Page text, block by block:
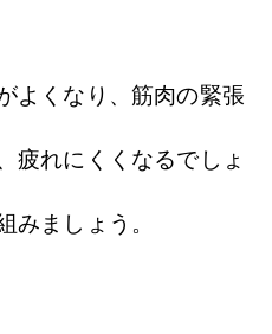
よくなり、筋肉の緊張
疲れにくくなるでしょ
ましょう。